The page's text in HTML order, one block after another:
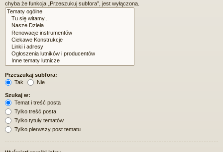
chyba że funkcja „Przeszukuj subfora”, jest wyłączona.
Przeszukaj subfora:
Tak
Nie
Szukaj w:
Temat i treść posta
Tylko treść posta
Tylko tytuły tematów
Tylko pierwszy post tematu